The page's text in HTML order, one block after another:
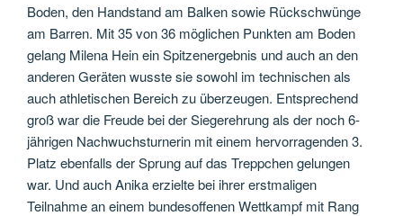
Boden, den Handstand am Balken sowie Rückschwünge
am Barren. Mit 35 von 36 möglichen Punkten am Boden
gelang Milena Hein ein Spitzenergebnis und auch an den
anderen Geräten wusste sie sowohl im technischen als
auch athletischen Bereich zu überzeugen. Entsprechend
groß war die Freude bei der Siegerehrung als der noch 6-
jährigen Nachwuchsturnerin mit einem hervorragenden 3.
Platz ebenfalls der Sprung auf das Treppchen gelungen
war. Und auch Anika erzielte bei ihrer erstmaligen
Teilnahme an einem bundesoffenen Wettkampf mit Rang